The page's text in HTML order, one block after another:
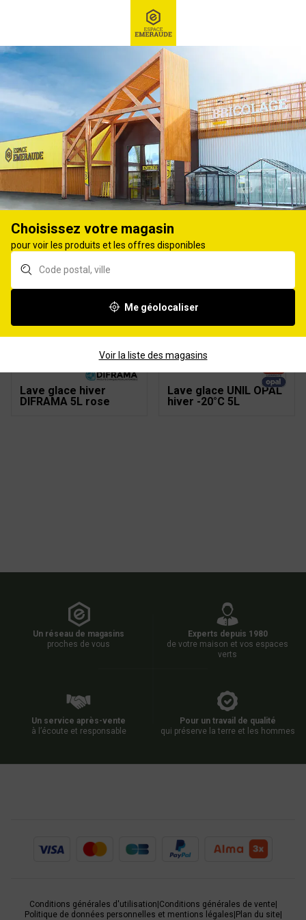
Ex : Robot tondeuse, ...
Liquide de refroidissement, antigel et lave-glace
LAVE-GLACE
Affiner
Lave glace UNIL OPAL
été 5L
Lave glace été
démoustiqueur
Lave glace hiver
DIFRAMA 5L rose
Lave glace UNIL OPAL
hiver -20°C 5L
Un réseau de magasins
proches de vous
Experts depuis 1980
de votre maison et vos espaces
verts
Un service après-vente
à l’écoute et responsable
Pour un travail de qualité
qui préserve la terre et les hommes
Conditions générales d'utilisation Conditions générales de vente|
Politique de données personnelles et mentions légales Plan du site|
Choisissez votre magasin
pour voir les produits et les offres disponibles
Me géolocaliser
Voir la liste des magasins